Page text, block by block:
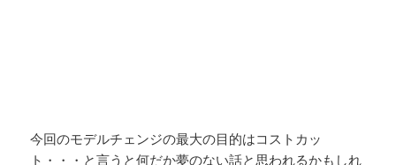
今回のモデルチェンジの最大の目的はコストカッ
ト・・・と言うと何だか夢のない話と思われるかもしれ